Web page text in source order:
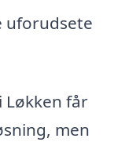
uforudsete
får
men